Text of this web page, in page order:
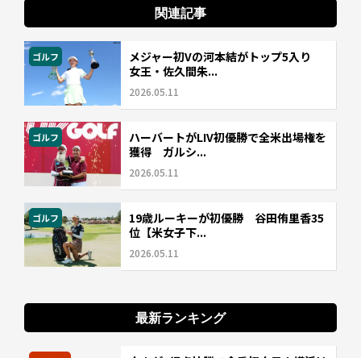
関連記事
ゴルフ
メジャー初Vの河本結がトップ5入り
女王・佐久間朱...
2026.05.11
ゴルフ
ハーバートがLIV初優勝で全米出場権を
獲得 ガルシ...
2026.05.11
ゴルフ
19歳ルーキーが初優勝 谷田侑里香35
位【米女子下...
2026.05.11
最新ランキング